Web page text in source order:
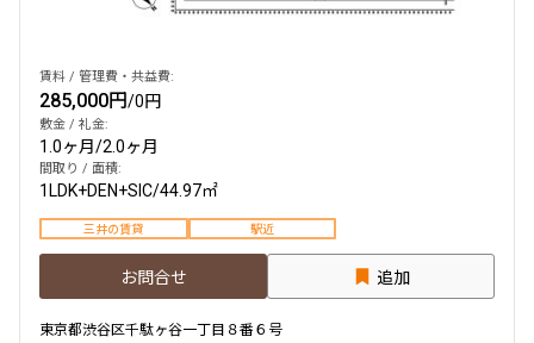
賃料 / 管理費・共益費:
285,000円/0円
敷金 / 礼金:
1.0ヶ月/2.0ヶ月
間取り / 面積:
1LDK+DEN+SIC/44.97㎡
三井の賃貸 駅近
お問合せ 追加
東京都渋谷区千駄ヶ谷一丁目８番６号